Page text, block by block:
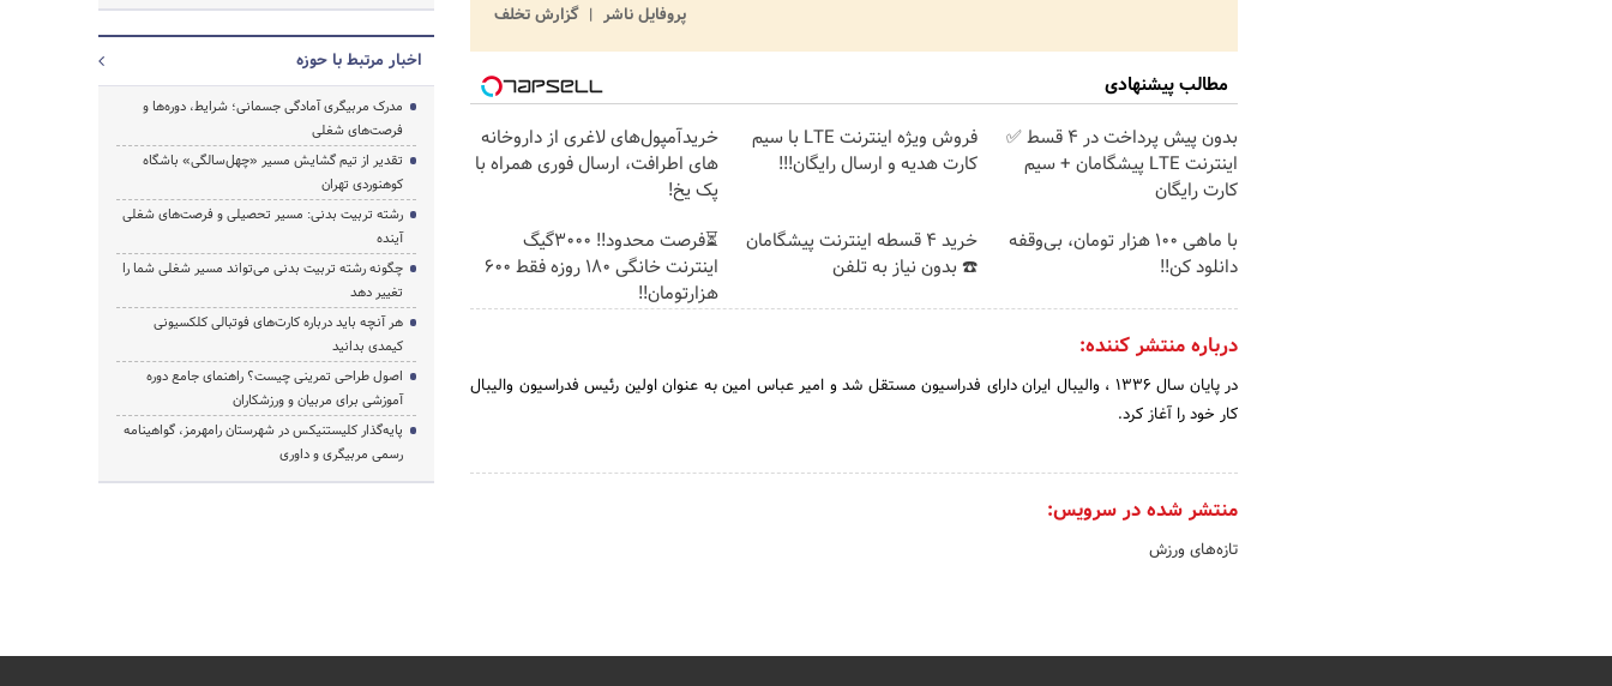
پروفایل ناشر
گزارش تخلف
مطالب پیشنهادی
بدون پیش پرداخت در 4 قسط ✅
اینترنت LTE پیشگامان + سیم
کارت رایگان
فروش ویژه اینترنت LTE با سیم
کارت هدیه و ارسال رایگان!!!
خریدآمپول‌های لاغری از داروخانه
های اطرافت، ارسال فوری همراه با
پک یخ!
با ماهی 100 هزار تومان، بی‌وقفه
دانلود کن!!
خرید 4 قسطه اینترنت پیشگامان
☎️ بدون نیاز به تلفن
⏳فرصت محدود!! 3000گیگ
اینترنت خانگی 180 روزه فقط 600
هزارتومان!!
درباره منتشر کننده:
در پایان سال 1336 ، والیبال ایران دارای فدراسیون مستقل شد و امیر عباس امین به عنوان اولین رئیس فدراسیون والیبال
کار خود را آغاز کرد.
منتشر شده در سرویس:
تازه‌های ورزش
اخبار مرتبط با حوزه
مدرک مربیگری آمادگی جسمانی؛ شرایط، دوره‌ها و
فرصت‌های شغلی
تقدیر از تیم گشایش مسیر «چهل‌سالگی» باشگاه
کوهنوردی تهران
رشته تربیت بدنی: مسیر تحصیلی و فرصت‌های شغلی
آینده
چگونه رشته تربیت بدنی می‌تواند مسیر شغلی شما را
تغییر دهد
هر آنچه باید درباره کارت‌های فوتبالی کلکسیونی
کیمدی بدانید
اصول طراحی تمرینی چیست؟ راهنمای جامع دوره
آموزشی برای مربیان و ورزشکاران
پایه‌گذار کلیستنیکس در شهرستان رامهرمز، گواهینامه
رسمی مربیگری و داوری